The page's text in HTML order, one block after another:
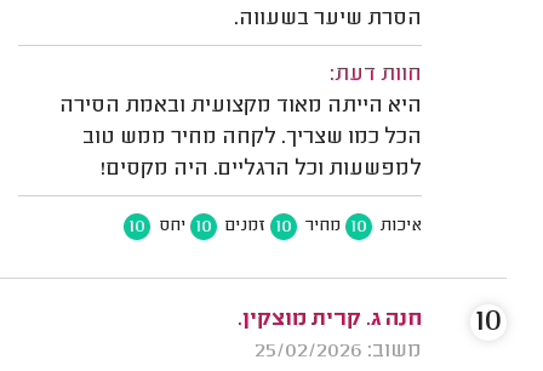
הסרת שיער בשעווה.
חוות דעת:
היא הייתה מאוד מקצועית ובאמת הסירה
הכל כמו שצריך. לקחה מחיר ממש טוב
למפשעות וכל הרגליים. היה מקסים!
איכות 10 מחיר 10 זמנים 10 יחס 10
חנה ג. קרית מוצקין.
משוב: 25/02/2026
10